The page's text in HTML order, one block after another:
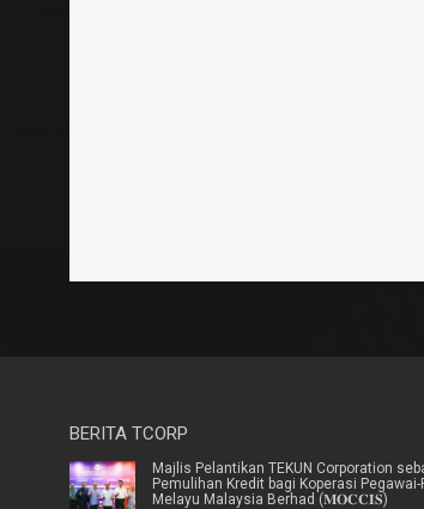
BERITA TCORP
Majlis Pelantikan TEKUN Corporation
Pemulihan Kredit bagi Koperasi Pegawai-
Melayu Malaysia Berhad (𝐌𝐎𝐂𝐂𝐈𝐒)